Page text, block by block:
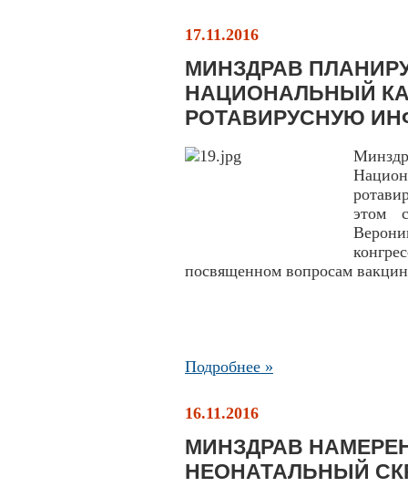
17.11.2016
МИНЗДРАВ
НАЦИОНАЛЬНЫЙ
РОТАВИРУСНУЮ
этом
посвященном вопросам
Подробнее »
16.11.2016
МИНЗДРАВ
НЕОНАТАЛЬНЫЙ